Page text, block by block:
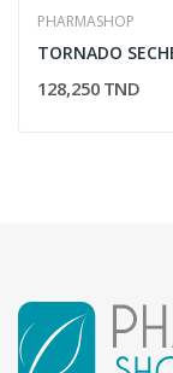
PHARMASHOP
128,250 TND